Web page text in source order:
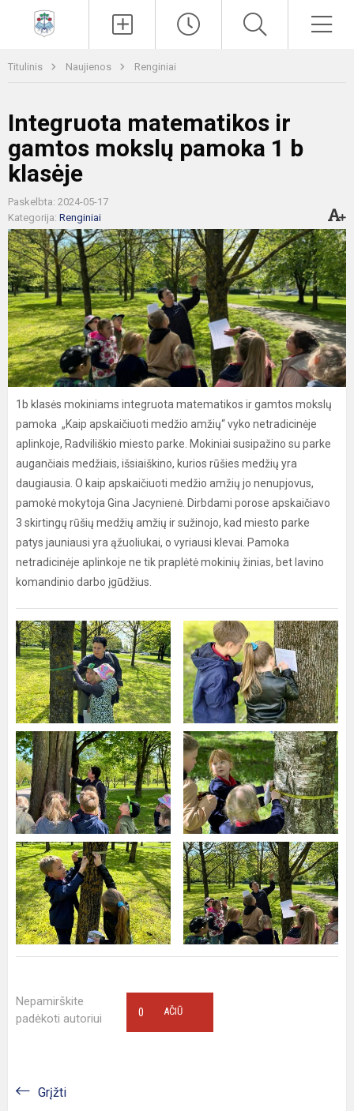
Titulinis Naujienos Renginiai
Integruota matematikos ir
gamtos mokslų pamoka 1 b
klasėje
Paskelbta: 2024-05-17
Kategorija: Renginiai
1b klasės mokiniams integruota matematikos ir gamtos mokslų
pamoka „Kaip apskaičiuoti medžio amžių“ vyko netradicinėje
aplinkoje, Radviliškio miesto parke. Mokiniai susipažino su parke
augančiais medžiais, išsiaiškino, kurios rūšies medžių yra
daugiausia. O kaip apskaičiuoti medžio amžių jo nenupjovus,
pamokė mokytoja Gina Jacynienė. Dirbdami porose apskaičiavo
3 skirtingų rūšių medžių amžių ir sužinojo, kad miesto parke
patys jauniausi yra ąžuoliukai, o vyriausi klevai. Pamoka
netradicinėje aplinkoje ne tik praplėtė mokinių žinias, bet lavino
komandinio darbo įgūdžius.
Nepamirškite
padėkoti autoriui
AČIŪ
0
Grįžti